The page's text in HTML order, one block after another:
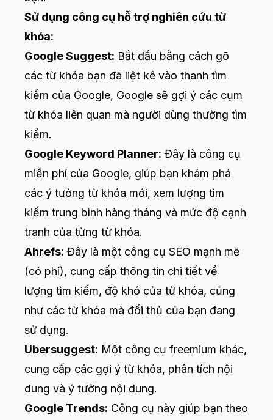
Sử dụng công cụ hỗ trợ nghiên cứu từ
khóa:
Google Suggest: Bắt đầu bằng cách gõ
các từ khóa bạn đã liệt kê vào thanh tìm
kiếm của Google, Google sẽ gợi ý các cụm
từ khóa liên quan mà người dùng thường tìm
kiếm.
Google Keyword Planner: Đây là công cụ
miễn phí của Google, giúp bạn khám phá
các ý tưởng từ khóa mới, xem lượng tìm
kiếm trung bình hàng tháng và mức độ cạnh
tranh của từng từ khóa.
Ahrefs: Đây là một công cụ SEO mạnh mẽ
(có phí), cung cấp thông tin chi tiết về
lượng tìm kiếm, độ khó của từ khóa, cũng
như các từ khóa mà đối thủ của bạn đang
sử dụng.
Ubersuggest: Một công cụ freemium khác,
cung cấp các gợi ý từ khóa, phân tích nội
dung và ý tưởng nội dung.
Google Trends: Công cụ này giúp bạn theo